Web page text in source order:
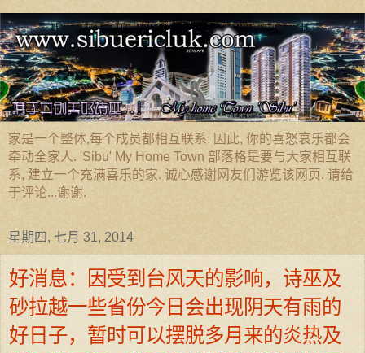
家是一个整体,每个成员都相互联系. 因此, 你的喜怒哀乐都会
牵动全家人. 'Sibu' My Home Town 部落格是要与大家相互联
系, 建立一个充满喜乐的家. 诚心感谢网友们游览该网页. 请给
于评论...谢谢.
星期四, 七月 31, 2014
好消息：因受到台风天的影响，诗巫及
砂拉越一些省份今日会出现阴天有雨的
好日子，暂时可以摆脱多月来的炎热及